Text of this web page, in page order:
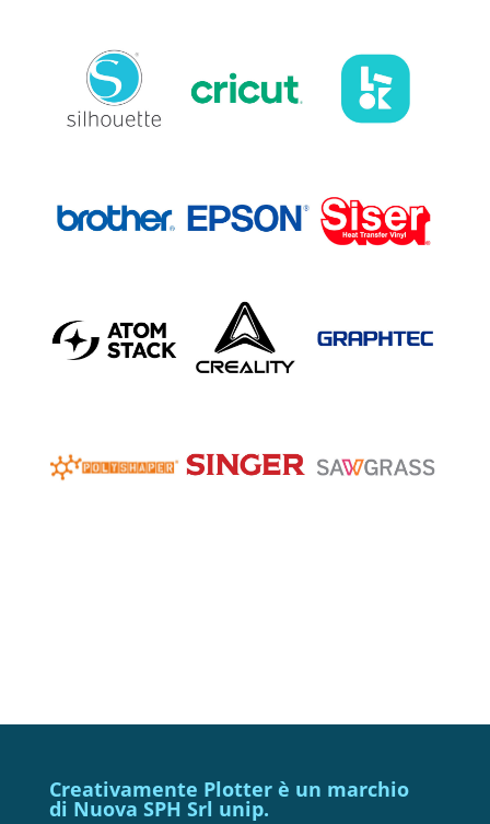
Creativamente Plotter è un marchio
di Nuova SPH Srl unip.